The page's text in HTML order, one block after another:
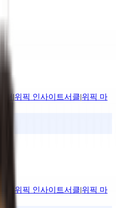
터 |위픽 인사이트서클|위픽 마
위픽 인사이트서클|위픽 마